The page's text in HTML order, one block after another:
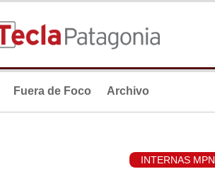
Fuera de Foco Archivo
INTERNAS MPN